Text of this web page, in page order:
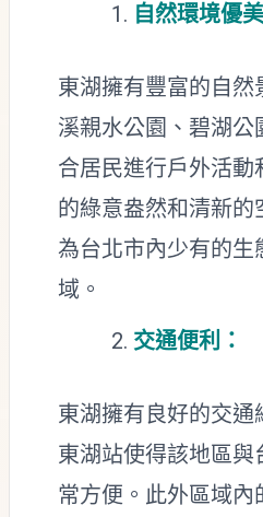
自然環境優美
東湖擁有豐富的自
溪親水公園、碧湖公
合居民進行戶外活動
的綠意盎然和清新的
為台北市內少有的生
域。
交通便利：
東湖擁有良好的交通
東湖站使得該地區
常方便。此外區域內